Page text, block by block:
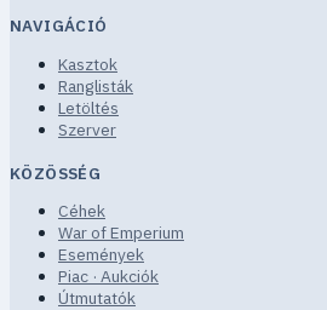
NAVIGÁCIÓ
Kasztok
Ranglisták
Letöltés
Szerver
KÖZÖSSÉG
Céhek
War of Emperium
Események
Piac · Aukciók
Útmutatók